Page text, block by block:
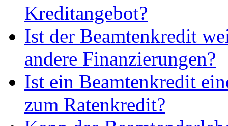
Kreditangebot?
Ist der Beamtenkredit
andere Finanzierungen?
Ist ein Beamtenkredit
zum Ratenkredit?